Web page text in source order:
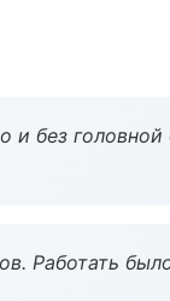
и без головной
Работать